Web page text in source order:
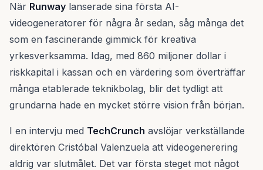
När Runway lanserade sina första AI-
videogeneratorer för några år sedan, såg många det
som en fascinerande gimmick för kreativa
yrkesverksamma. Idag, med 860 miljoner dollar i
riskkapital i kassan och en värdering som överträffar
många etablerade teknikbolag, blir det tydligt att
grundarna hade en mycket större vision från början.
I en intervju med TechCrunch avslöjar verkställande
direktören Cristóbal Valenzuela att videogenerering
aldrig var slutmålet. Det var första steget mot något